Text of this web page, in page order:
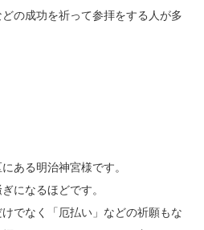
の成功を祈って参拝をする人が多
ある明治神宮様です。
になるほどです。
でなく「厄払い」などの祈願もな